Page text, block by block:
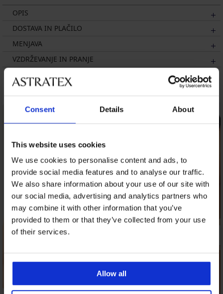
Consent Details About
This website uses cookies
We use cookies to personalise content and ads, to
provide social media features and to analyse our traffic.
We also share information about your use of our site with
our social media, advertising and analytics partners who
may combine it with other information that you’ve
provided to them or that they’ve collected from your use
of their services.
Allow all
OPIS
DOSTAVA IN PLAČILO
MENJAVA
VZDRŽEVANJE IN PRANJE
Morda vam bo všeč